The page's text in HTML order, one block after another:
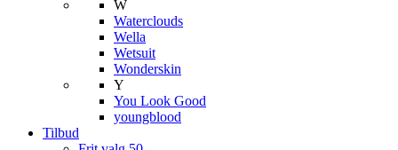
W
Waterclouds
Wella
Wetsuit
Wonderskin
Y
You Look Good
youngblood
Tilbud